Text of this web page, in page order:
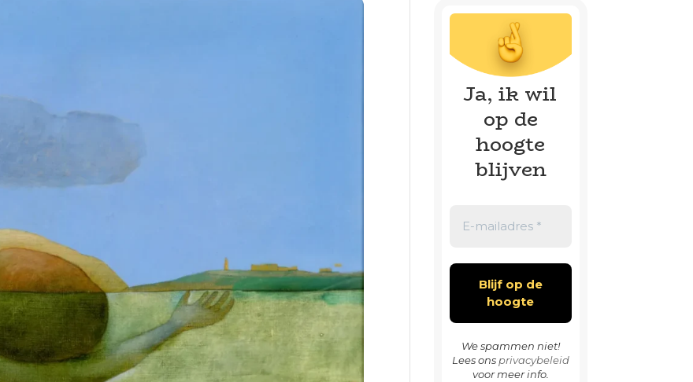
Ja, ik wil
op de
hoogte
blijven
We spammen niet!
Lees ons privacybeleid
voor meer info.